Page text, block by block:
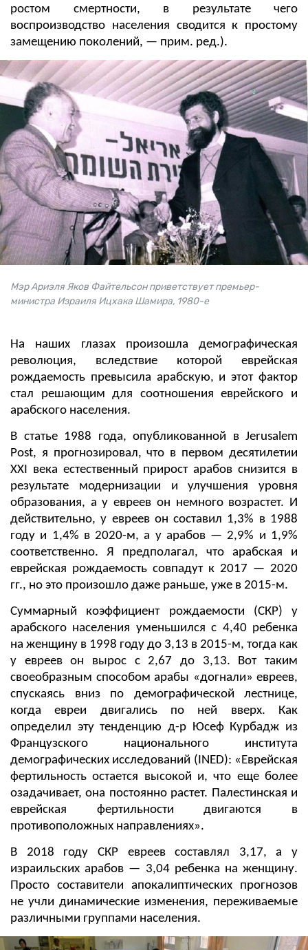
ростом смертности, в результате чего
воспроизводство населения сводится к простому
замещению поколений, — прим. ред.).
Мэр Ариэля Яков Файтельсон приветствует премьер-
министра Израиля Ицхака Шамира, 1980-е
На наших глазах произошла демографическая
революция, вследствие которой еврейская
рождаемость превысила арабскую, и этот фактор
стал решающим для соотношения еврейского и
арабского населения.
В статье 1988 года, опубликованной в Jerusalem
Post, я прогнозировал, что в первом десятилетии
XXI века естественный прирост арабов снизится в
результате модернизации и улучшения уровня
образования, а у евреев он немного возрастет. И
действительно, у евреев он составил 1,3% в 1988
году и 1,4% в 2020-м, а у арабов — 2,9% и 1,9%
соответственно. Я предполагал, что арабская и
еврейская рождаемость совпадут к 2017 — 2020
гг., но это произошло даже раньше, уже в 2015-м.
Суммарный коэффициент рождаемости (СКР) у
арабского населения уменьшился с 4,40 ребенка
на женщину в 1998 году до 3,13 в 2015-м, тогда как
у евреев он вырос с 2,67 до 3,13. Вот таким
своеобразным способом арабы «догнали» евреев,
спускаясь вниз по демографической лестнице,
когда евреи двигались по ней вверх. Как
определил эту тенденцию д-р Юсеф Курбадж из
Французского национального института
демографических исследований (INED): «Еврейская
фертильность остается высокой и, что еще более
озадачивает, она постоянно растет. Палестинская и
еврейская фертильности двигаются в
противоположных направлениях».
В 2018 году СКР евреев составлял 3,17, а у
израильских арабов — 3,04 ребенка на женщину.
Просто составители апокалиптических прогнозов
не учли динамические изменения, переживаемые
различными группами населения.